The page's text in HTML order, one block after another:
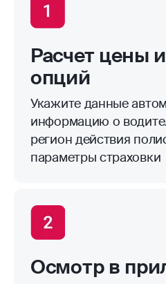
Расчет цены
опций
Укажите данные
информацию о
регион действия
параметры страховки
Осмотр в